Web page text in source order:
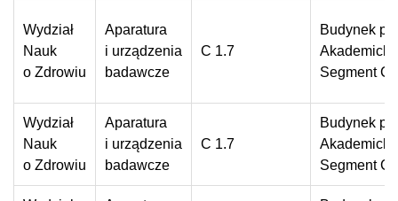
Wydział
Nauk
o Zdrowiu
Aparatura
i urządzenia
badawcze
C 1.7
Budynek
Segment C
Wydział
Nauk
o Zdrowiu
Aparatura
i urządzenia
badawcze
C 1.7
Budynek
Segment C